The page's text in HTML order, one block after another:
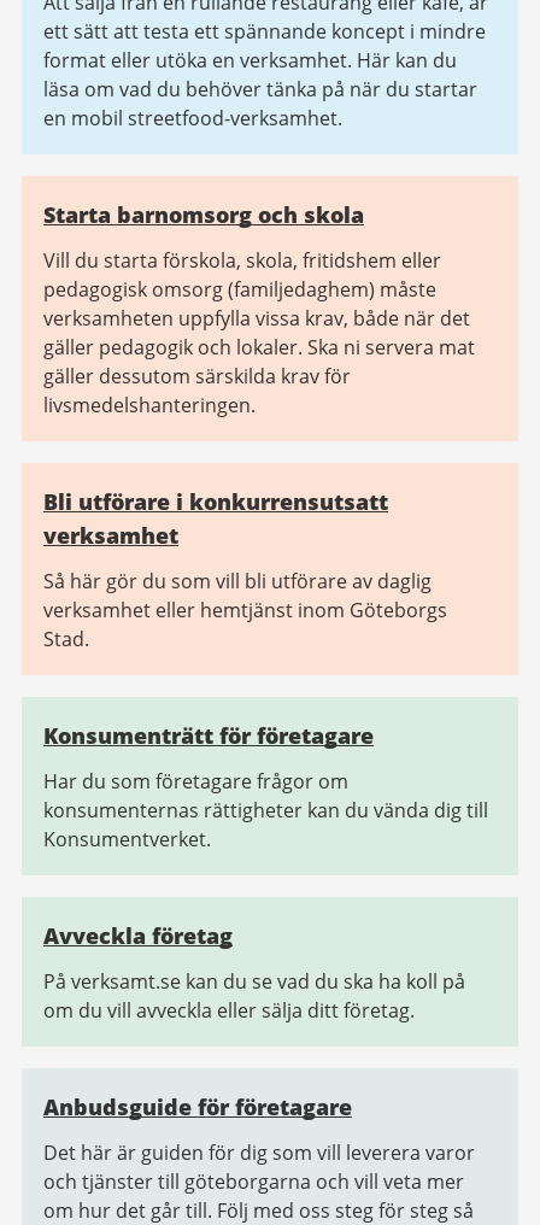
ett sätt att testa ett spännande koncept i mindre
format eller utöka en verksamhet. Här kan du
läsa om vad du behöver tänka på när du startar
en mobil streetfood-verksamhet.
Starta barnomsorg och skola
Vill du starta förskola, skola, fritidshem eller
pedagogisk omsorg (familjedaghem) måste
verksamheten uppfylla vissa krav, både när det
gäller pedagogik och lokaler. Ska ni servera mat
gäller dessutom särskilda krav för
livsmedelshanteringen.
Bli utförare i konkurrensutsatt
verksamhet
Så här gör du som vill bli utförare av daglig
verksamhet eller hemtjänst inom Göteborgs
Stad.
Konsumenträtt för företagare
Har du som företagare frågor om
konsumenternas rättigheter kan du vända dig till
Konsumentverket.
Avveckla företag
På verksamt.se kan du se vad du ska ha koll på
om du vill avveckla eller sälja ditt företag.
Anbudsguide för företagare
Det här är guiden för dig som vill leverera varor
och tjänster till göteborgarna och vill veta mer
om hur det går till. Följ med oss steg för steg så